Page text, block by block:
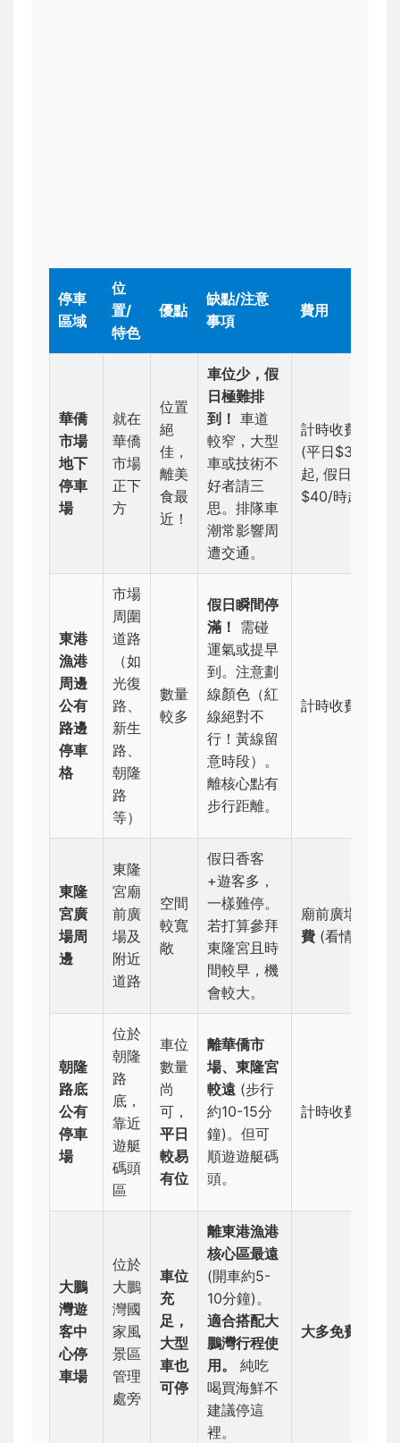
停車
區域
位
置/
特色
優點
缺點/注意
事項
費用
華僑
市場
地下
停車
場
就在
華僑
市場
正下
方
位置
絕
佳，
離美
食最
近！
車位少，假
日極難排
到！ 車道
較窄，大型
車或技術不
好者請三
思。排隊車
潮常影響周
遭交通。
計時收費
(平日$30/時
起, 假日
$40/時起)
東港
漁港
周邊
公有
路邊
停車
格
市場
周圍
道路
（如
光復
路、
新生
路、
朝隆
路
等）
數量
較多
假日瞬間停
滿！ 需碰
運氣或提早
到。注意劃
線顏色（紅
線絕對不
行！黃線留
意時段）。
離核心點有
步行距離。
計時收費
東隆
宮廣
場周
邊
東隆
宮廟
前廣
場及
附近
道路
空間
較寬
敞
假日香客
+遊客多，
一樣難停。
若打算參拜
東隆宮且時
間較早，機
會較大。
廟前廣場
費 (看情況)
朝隆
路底
公有
停車
場
位於
朝隆
路
底，
靠近
遊艇
碼頭
區
車位
數量
尚
可，
平日
較易
有位
離華僑市
場、東隆宮
較遠 (步行
約10-15分
鐘)。但可
順遊遊艇碼
頭。
計時收費
大鵬
灣遊
客中
心停
車場
位於
大鵬
灣國
家風
景區
管理
處旁
車位
充
足，
大型
車也
可停
離東港漁港
核心區最遠
(開車約5-
10分鐘)。
適合搭配大
鵬灣行程使
用。
純吃
喝買海鮮不
建議停這
裡。
大多免費